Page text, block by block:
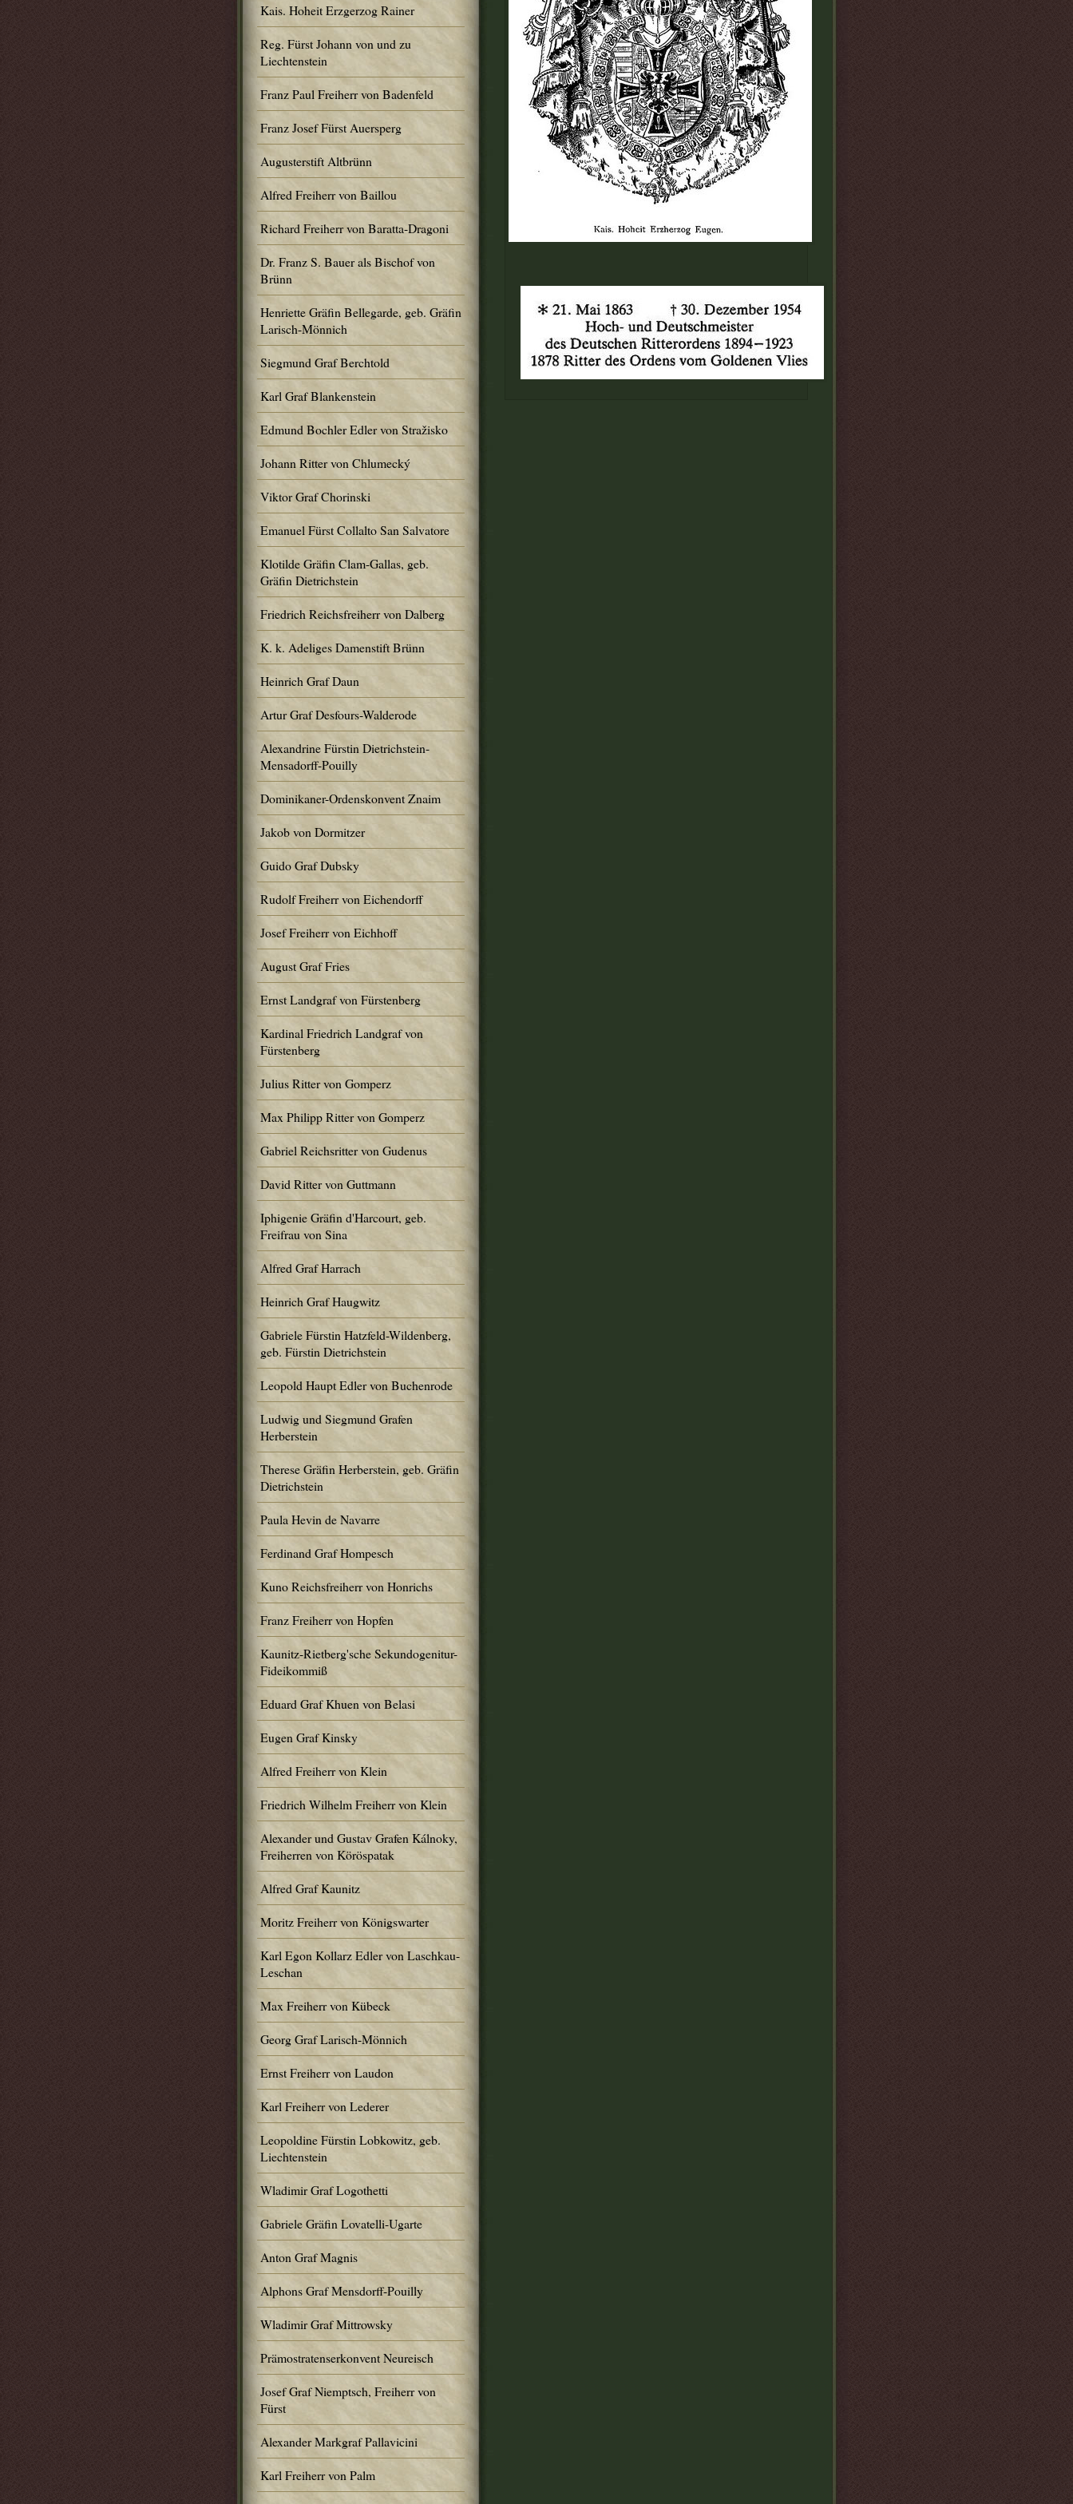
Kais. Hoheit Erzgerzog Rainer
Reg. Fürst Johann von und zu
Liechtenstein
Franz Paul Freiherr von Badenfeld
Franz Josef Fürst Auersperg
Augusterstift Altbrünn
Alfred Freiherr von Baillou
Richard Freiherr von Baratta-Dragoni
Dr. Franz S. Bauer als Bischof von
Brünn
Henriette Gräfin Bellegarde, geb. Gräfin
Larisch-Mönnich
Siegmund Graf Berchtold
Karl Graf Blankenstein
Edmund Bochler Edler von Stražisko
Johann Ritter von Chlumecký
Viktor Graf Chorinski
Emanuel Fürst Collalto San Salvatore
Klotilde Gräfin Clam-Gallas, geb.
Gräfin Dietrichstein
Friedrich Reichsfreiherr von Dalberg
K. k. Adeliges Damenstift Brünn
Heinrich Graf Daun
Artur Graf Desfours-Walderode
Alexandrine Fürstin Dietrichstein-
Mensadorff-Pouilly
Dominikaner-Ordenskonvent Znaim
Jakob von Dormitzer
Guido Graf Dubsky
Rudolf Freiherr von Eichendorff
Josef Freiherr von Eichhoff
August Graf Fries
Ernst Landgraf von Fürstenberg
Kardinal Friedrich Landgraf von
Fürstenberg
Julius Ritter von Gomperz
Max Philipp Ritter von Gomperz
Gabriel Reichsritter von Gudenus
David Ritter von Guttmann
Iphigenie Gräfin d'Harcourt, geb.
Freifrau von Sina
Alfred Graf Harrach
Heinrich Graf Haugwitz
Gabriele Fürstin Hatzfeld-Wildenberg,
geb. Fürstin Dietrichstein
Leopold Haupt Edler von Buchenrode
Ludwig und Siegmund Grafen
Herberstein
Therese Gräfin Herberstein, geb. Gräfin
Dietrichstein
Paula Hevin de Navarre
Ferdinand Graf Hompesch
Kuno Reichsfreiherr von Honrichs
Franz Freiherr von Hopfen
Kaunitz-Rietberg'sche Sekundogenitur-
Fideikommiß
Eduard Graf Khuen von Belasi
Eugen Graf Kinsky
Alfred Freiherr von Klein
Friedrich Wilhelm Freiherr von Klein
Alexander und Gustav Grafen Kálnoky,
Freiherren von Köröspatak
Alfred Graf Kaunitz
Moritz Freiherr von Königswarter
Karl Egon Kollarz Edler von Laschkau-
Leschan
Max Freiherr von Kübeck
Georg Graf Larisch-Mönnich
Ernst Freiherr von Laudon
Karl Freiherr von Lederer
Leopoldine Fürstin Lobkowitz, geb.
Liechtenstein
Wladimir Graf Logothetti
Gabriele Gräfin Lovatelli-Ugarte
Anton Graf Magnis
Alphons Graf Mensdorff-Pouilly
Wladimir Graf Mittrowsky
Prämostratenserkonvent Neureisch
Josef Graf Niemptsch, Freiherr von
Fürst
Alexander Markgraf Pallavicini
Karl Freiherr von Palm